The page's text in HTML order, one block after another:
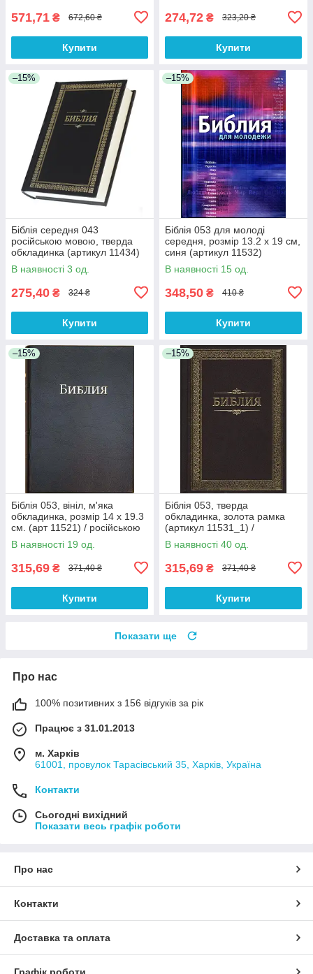
571,71 ₴ 672,60 ₴
Купити
274,72 ₴ 323,20 ₴
Купити
–15%
Біблія середня 043
російською мовою, тверда
обкладинка (артикул 11434)
чорна
В наявності 3 од.
275,40 ₴ 324 ₴
Купити
–15%
Біблія 053 для молоді
середня, розмір 13.2 х 19 см,
синя (артикул 11532)
російською мовою
В наявності 15 од.
348,50 ₴ 410 ₴
Купити
–15%
Біблія 053, вініл, м'яка
обкладинка, розмір 14 х 19.3
см. (арт 11521) / російською
мовою
В наявності 19 од.
315,69 ₴ 371,40 ₴
Купити
–15%
Біблія 053, тверда
обкладинка, золота рамка
(артикул 11531_1) /
російською мовою
В наявності 40 од.
315,69 ₴ 371,40 ₴
Купити
Показати ще
Про нас
100% позитивних з 156 відгуків за рік
Працює з 31.01.2013
м. Харків
61001, провулок Тарасівський 35, Харків, Україна
Контакти
Сьогодні вихідний
Показати весь графік роботи
Про нас
Контакти
Доставка та оплата
Графік роботи